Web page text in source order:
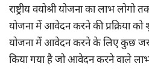
राष्ट्रीय वयोश्री योजना का लाभ
योजना में आवेदन करने की प्रक्रिया
योजना में आवेदन करने के लिए कुछ
किया गया है जो आवेदन करने वाले